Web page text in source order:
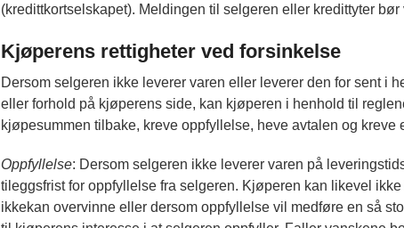
(kredittkortselskapet). Meldingen til selgeren eller kredittyter
Kjøperens rettigheter ved forsinkelse
Dersom selgeren ikke leverer varen eller leverer den for sent i
eller forhold på kjøperens side, kan kjøperen i henhold til
kjøpesummen tilbake, kreve oppfyllelse, heve avtalen og kreve
Oppfyllelse: Dersom selgeren ikke leverer varen på
tileggsfrist for oppfyllelse fra selgeren. Kjøperen kan likevel
ikkekan overvinne eller dersom oppfyllelse vil medføre en så